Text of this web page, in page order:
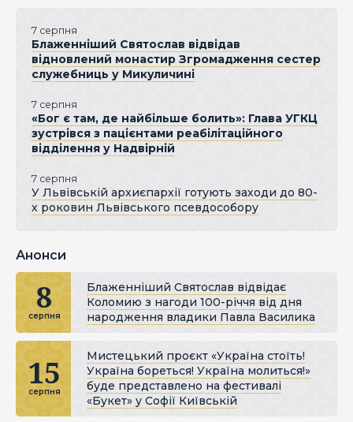
7 серпня
Блаженніший Святослав відвідав
відновлений монастир Згромадження сестер
служебниць у Микуличині
7 серпня
«Бог є там, де найбільше болить»: Глава УГКЦ
зустрівся з пацієнтами реабілітаційного
відділення у Надвірній
7 серпня
У Львівській архиєпархії готують заходи до 80-
х роковин Львівського псевдособору
Анонси
8
серпня
Блаженніший Святослав відвідає
Коломию з нагоди 100-річчя від дня
народження владики Павла Василика
15
серпня
Мистецький проєкт «Україна стоїть!
Україна бореться! Україна молиться!»
буде представлено на фестивалі
«Букет» у Софії Київській